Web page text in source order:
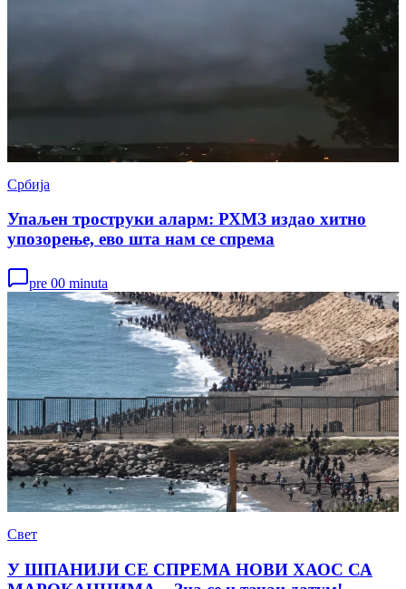
Србија
Упаљен троструки аларм: РХМЗ издао хитно
упозорење, ево шта нам се спрема
pre 00 minuta
Свет
У ШПАНИЈИ СЕ СПРЕМА НОВИ ХАОС СА